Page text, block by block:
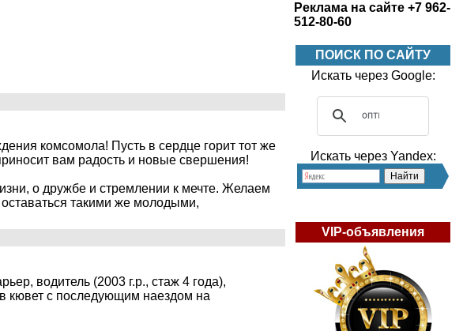
комсомола! Пусть в сердце горит тот же
вам радость и новые свершения!
о дружбе и стремлении к мечте. Желаем
оставаться такими же молодыми,
водитель (2003 г.р., стаж 4 года),
кювет с последующим наездом на
Реклама на сайте +7 962-
512-80-60
ПОИСК ПО САЙТУ
Искать через Google:
Искать через Yandex:
VIP-объявления